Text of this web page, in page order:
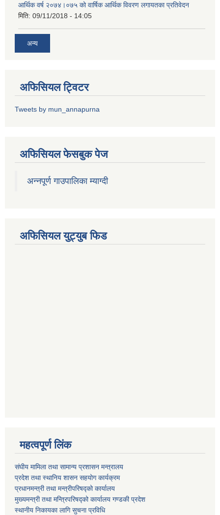
आर्थिक वर्ष २०७४।०७५ को वार्षिक आर्थिक विवरण लगायतका प्रतिवेदन
मिति: 09/11/2018 - 14:05
अन्य
अफिसियल ट्विटर
Tweets by mun_annapurna
अफिसियल फेसबुक पेज
अन्नपूर्ण गाउपालिका म्याग्दी
अफिसियल युट्युब फिड
महत्वपूर्ण लिंक
संघीय मामिला तथा सामान्य प्रशासन मन्त्रालय
प्रदेश तथा स्थानिय शासन सहयोग कार्यक्रम
प्रधानमन्त्री तथा मन्त्रीपरिषद्को कार्यालय
मुख्यमन्त्री तथा मन्त्रिपरिषद्को कार्यालय गण्डकी प्रदेश
स्थानीय निकायका लागि सुचना प्रविधि